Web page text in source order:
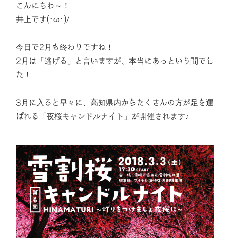
こんにちわ～！
井上です(･ω･)/
今日で2月も終わりですね！
2月は「逃げる」と言いますが、本当にあっという間でし
た！
3月に入ると早々に、高知県内からたくさんの方が足を運
ばれる「夜桜キャンドルナイト」が開催されます♪